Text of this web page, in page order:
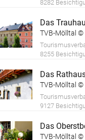
8282
Das
8255
Das
9127